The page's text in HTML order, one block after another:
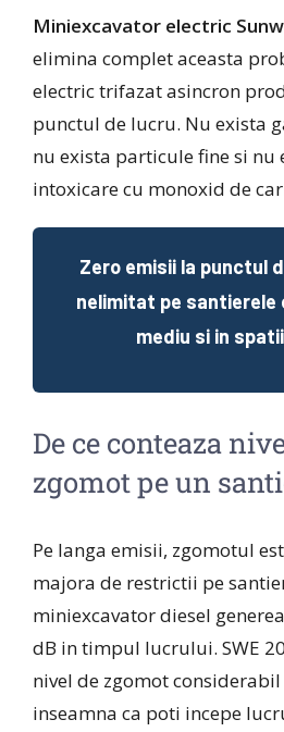
Miniexcavator electric
elimina complet aceasta
electric trifazat asincron
punctul de lucru. Nu exista
nu exista particule fine si nu
intoxicare cu monoxid de
Zero emisii la punctul
nelimitat pe
mediu si in
De ce conteaza
zgomot pe un
Pe langa emisii, zgomotul
majora de restrictii pe
miniexcavator diesel
dB in timpul lucrului. SWE
nivel de zgomot considerabil
inseamna ca poti incepe